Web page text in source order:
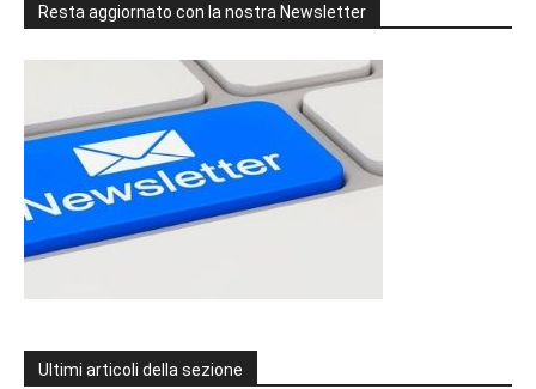
Resta aggiornato con la nostra Newsletter
Ultimi articoli della sezione